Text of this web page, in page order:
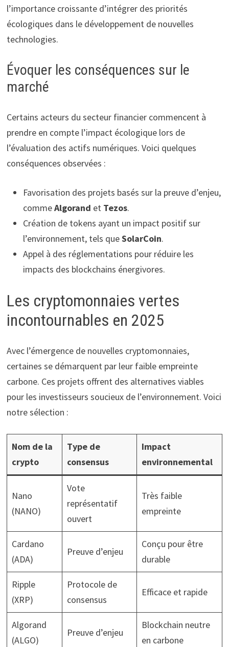
l’importance croissante d’intégrer des priorités
écologiques dans le développement de nouvelles
technologies.
Évoquer les conséquences sur le
marché
Certains acteurs du secteur financier commencent à
prendre en compte l’impact écologique lors de
l’évaluation des actifs numériques. Voici quelques
conséquences observées :
Favorisation des projets basés sur la preuve d’enjeu,
commeAlgorand et Tezos.
Création de tokens ayant un impact positif sur
l’environnement, tels queSolarCoin.
Appel à des réglementations pour réduire les
impacts des blockchains énergivores.
Les cryptomonnaies vertes
incontournables en 2025
Avec l’émergence de nouvelles cryptomonnaies,
certaines se démarquent par leur faible empreinte
carbone. Ces projets offrent des alternatives viables
pour les investisseurs soucieux de l’environnement. Voici
notre sélection :
Nom de la
crypto
Type de
consensus
Impact
environnemental
Nano
(NANO)
Vote
représentatif
ouvert
Très faible
empreinte
Cardano
(ADA)
Preuve d’enjeu
Conçu pour être
durable
Ripple
(XRP)
Protocole de
consensus
Efficace et rapide
Algorand
(ALGO)
Preuve d’enjeu
Blockchain neutre
en carbone